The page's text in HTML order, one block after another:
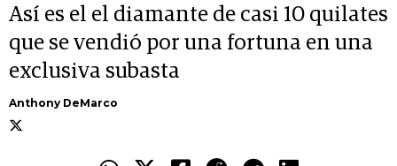
Así es el el diamante de casi 10 quilates
que se vendió por una fortuna en una
exclusiva subasta
Anthony DeMarco